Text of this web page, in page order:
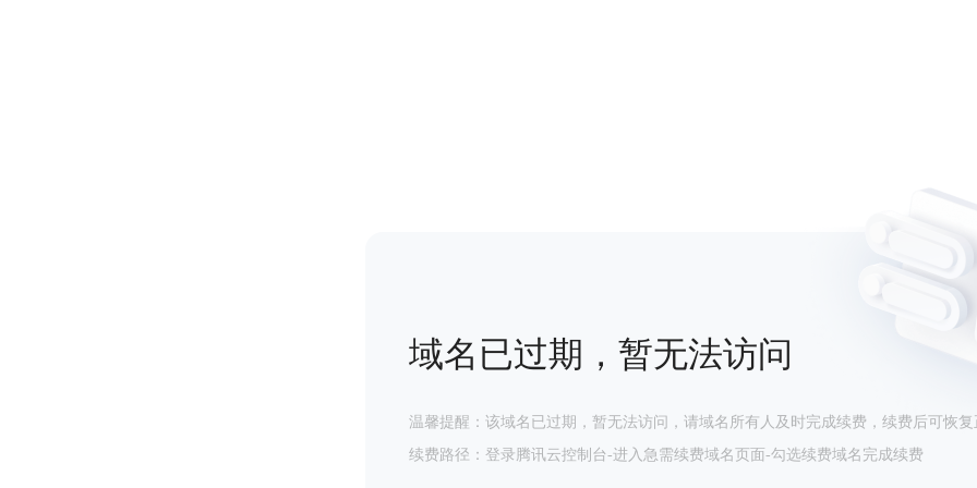
域名已过期，暂无法访问
温馨提醒：该域名已过期，暂无法访问，请域名所有人及时完成续费，续费后可恢复
续费路径：登录腾讯云控制台-进入急需续费域名页面-勾选续费域名完成续费